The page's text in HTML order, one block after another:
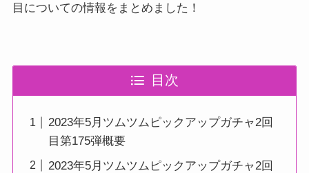
目についての情報をまとめました！
目次
2023年5月ツムツムピックアップガチャ2回
目第175弾概要
2023年5月ツムツムピックアップガチャ2回